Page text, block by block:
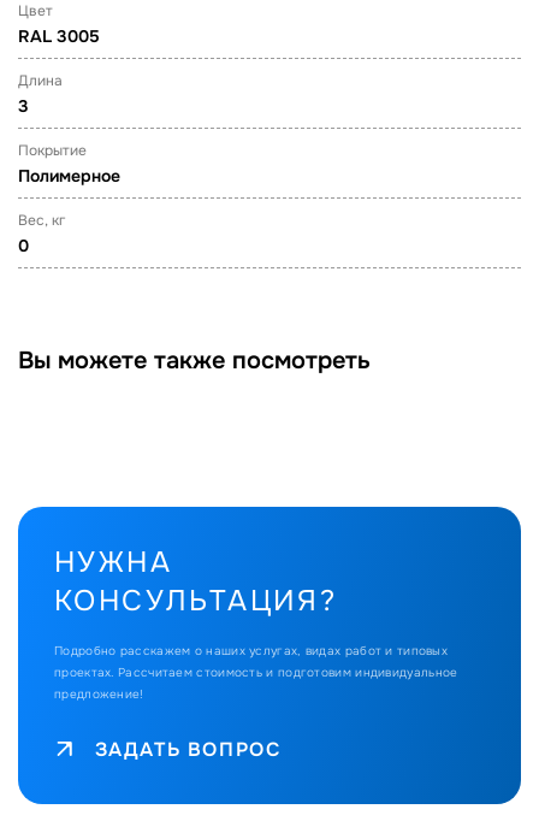
Цвет
RAL 3005
Длина
3
Покрытие
Полимерное
Вес, кг
0
Вы можете также посмотреть
НУЖНА
КОНСУЛЬТАЦИЯ?
Подробно расскажем о наших услугах, видах работ и типовых
проектах. Рассчитаем стоимость и подготовим индивидуальное
предложение!
ЗАДАТЬ ВОПРОС